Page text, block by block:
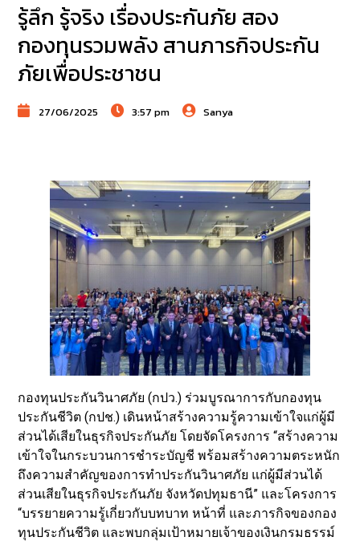
รู้ลึก รู้จริง เรื่องประกันภัย สอง
กองทุนรวมพลัง สานภารกิจประกัน
ภัยเพื่อประชาชน
27/06/2025 3:57 pm Sanya
กองทุนประกันวินาศภัย (กปว.) ร่วมบูรณาการกับกองทุน
ประกันชีวิต (กปช.) เดินหน้าสร้างความรู้ความเข้าใจแก่ผู้มี
ส่วนได้เสียในธุรกิจประกันภัย โดยจัดโครงการ “สร้างความ
เข้าใจในกระบวนการชำระบัญชี พร้อมสร้างความตระหนัก
ถึงความสำคัญของการทำประกันวินาศภัย แก่ผู้มีส่วนได้
ส่วนเสียในธุรกิจประกันภัย จังหวัดปทุมธานี” และโครงการ
“บรรยายความรู้เกี่ยวกับบทบาท หน้าที่ และภารกิจของกอง
ทุนประกันชีวิต และพบกลุ่มเป้าหมายเจ้าของเงินกรมธรรม์